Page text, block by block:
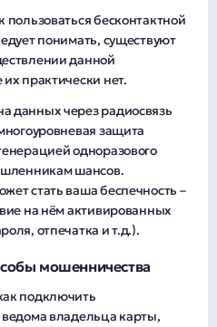
бесконтактной
понимать, существуют
данной
практически нет.
данных через радиосвязь
защита
одноразового
шансов.
стать ваша беспечность –
на нём активированных
отпечатка и т.д.).
мошенничества
подключить
владельца карты,